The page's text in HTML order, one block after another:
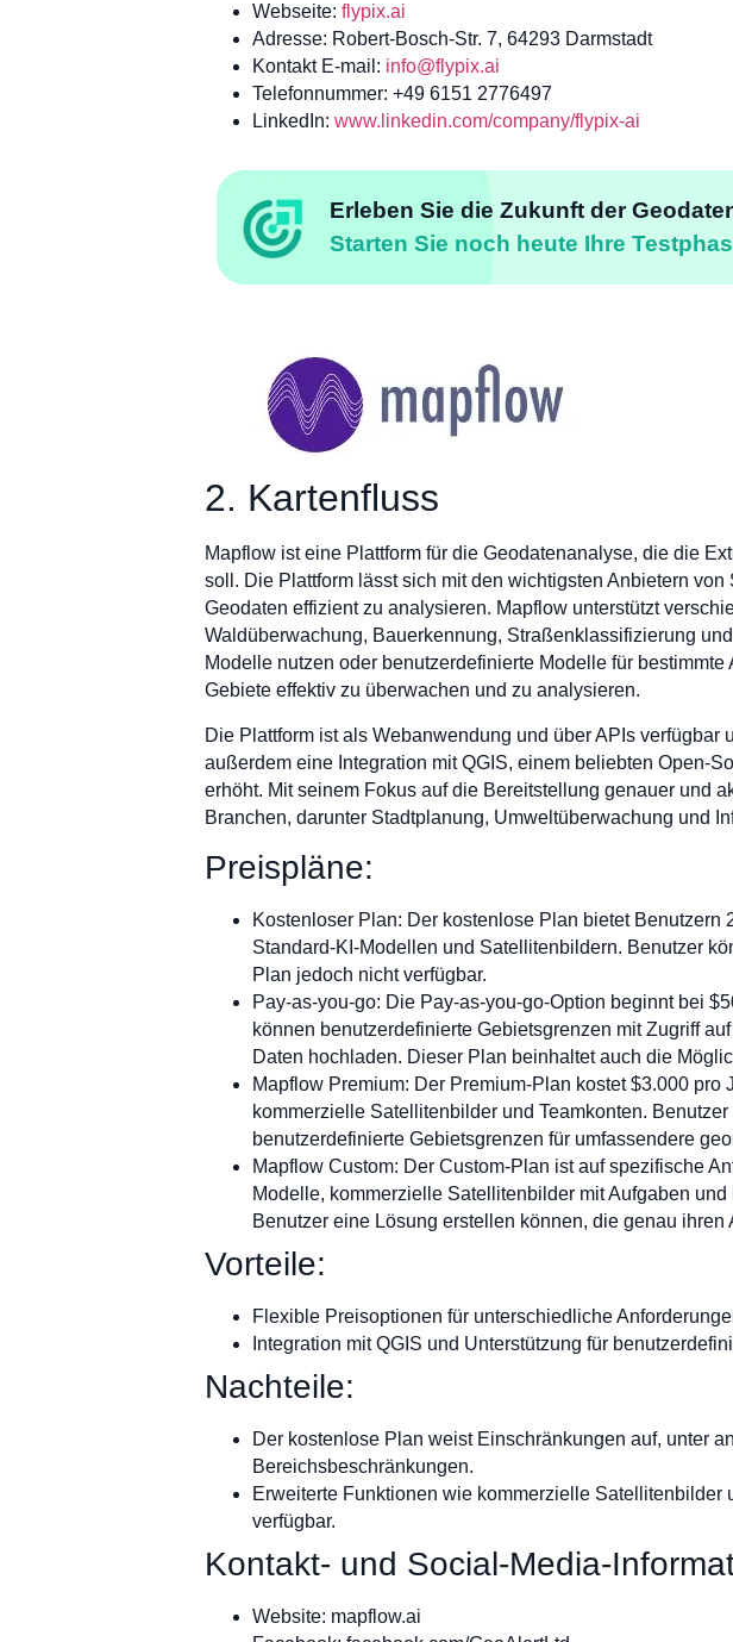
Webseite: flypix.ai
Adresse: Robert-Bosch-Str. 7, 64293 Darmstadt
Kontakt E-mail: info@flypix.ai
Telefonnummer: +49 6151 2776497
LinkedIn: www.linkedin.com/company/flypix-ai
Erleben Sie die Zukunft der
Starten Sie noch heute Ihre
2. Kartenfluss
Mapflow ist eine Plattform für die Geodatenanalyse, die die
soll. Die Plattform lässt sich mit den wichtigsten Anbietern
Geodaten effizient zu analysieren. Mapflow unterstützt
Waldüberwachung, Bauerkennung, Straßenklassifizierung
Modelle nutzen oder benutzerdefinierte Modelle für
Gebiete effektiv zu überwachen und zu analysieren.
Die Plattform ist als Webanwendung und über APIs
außerdem eine Integration mit QGIS, einem beliebten Open-
erhöht. Mit seinem Fokus auf die Bereitstellung genauer und
Branchen, darunter Stadtplanung, Umweltüberwachung und
Preispläne:
Kostenloser Plan: Der kostenlose Plan bietet
Standard-KI-Modellen und Satellitenbildern. Benutzer
Plan jedoch nicht verfügbar.
Pay-as-you-go: Die Pay-as-you-go-Option beginnt bei
können benutzerdefinierte Gebietsgrenzen mit Zugriff
Daten hochladen. Dieser Plan beinhaltet auch die
Mapflow Premium: Der Premium-Plan kostet $3.000
kommerzielle Satellitenbilder und Teamkonten.
benutzerdefinierte Gebietsgrenzen für umfassendere
Mapflow Custom: Der Custom-Plan ist auf spezifische
Modelle, kommerzielle Satellitenbilder mit Aufgaben
Benutzer eine Lösung erstellen können, die genau ihren
Vorteile:
Flexible Preisoptionen für unterschiedliche
Integration mit QGIS und Unterstützung für
Nachteile:
Der kostenlose Plan weist Einschränkungen auf, unter
Bereichsbeschränkungen.
Erweiterte Funktionen wie kommerzielle
verfügbar.
Kontakt- und Social-Media-
Website: mapflow.ai